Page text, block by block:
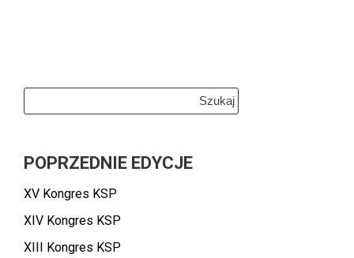
POPRZEDNIE EDYCJE
XV Kongres KSP
XIV Kongres KSP
XIII Kongres KSP